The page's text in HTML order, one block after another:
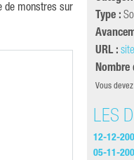
de monstres sur
Type :
URL :
Nombre
Vous
LES
12-12-
05-11-